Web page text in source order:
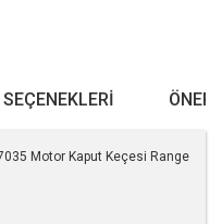
Motor Kaput Keçesi Range